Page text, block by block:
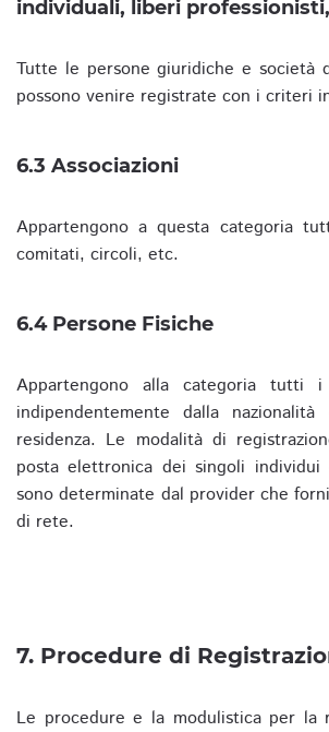
individuali, liberi
Tutte le persone giuridiche e società
possono venire registrate con i criteri
6.3 Associazioni
Appartengono a questa categoria
comitati, circoli, etc.
6.4 Persone Fisiche
Appartengono alla categoria tutti
indipendentemente dalla
residenza. Le modalità di
posta elettronica dei singoli
sono determinate dal provider che
di rete.
7. Procedure di
Le procedure e la modulistica per la